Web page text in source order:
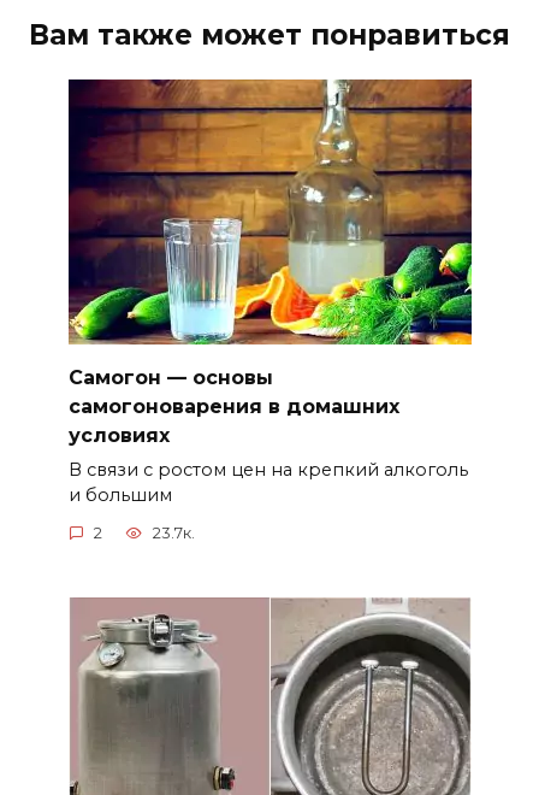
Вам также может понравиться
Самогон — основы
самогоноварения в домашних
условиях
В связи с ростом цен на крепкий алкоголь
и большим
2 23.7к.